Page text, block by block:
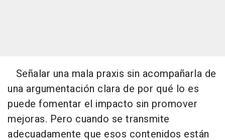
Señalar una mala praxis sin acompañarla de
una argumentación clara de por qué lo es
puede fomentar el impacto sin promover
mejoras. Pero cuando se transmite
adecuadamente que esos contenidos están